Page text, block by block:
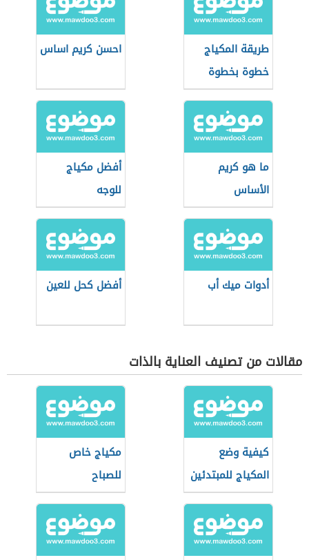
طريقة المكياج
خطوة بخطوة
احسن كريم اساس
ما هو كريم
الأساس
أفضل مكياج
للوجه
أدوات ميك أب أفضل كحل للعين
مقالات من تصنيف العناية بالذات
كيفية وضع
المكياج للمبتدئين
مكياج خاص
للصباح